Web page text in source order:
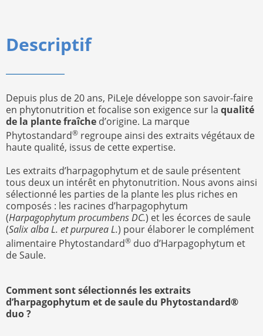
Descriptif
Depuis plus de 20 ans, PiLeJe développe son savoir-faire
en phytonutrition et focalise son exigence sur la qualité
de la plante fraîche d’origine. La marque
Phytostandard® regroupe ainsi des extraits végétaux de
haute qualité, issus de cette expertise.
Les extraits d’harpagophytum et de saule présentent
tous deux un intérêt en phytonutrition. Nous avons ainsi
sélectionné les parties de la plante les plus riches en
composés : les racines d’harpagophytum
(Harpagophytum procumbens DC.) et les écorces de saule
(Salix alba L. et purpurea L.) pour élaborer le complément
alimentaire Phytostandard® duo d’Harpagophytum et
de Saule.
Comment sont sélectionnés les extraits
d’harpagophytum et de saule du Phytostandard®
duo ?